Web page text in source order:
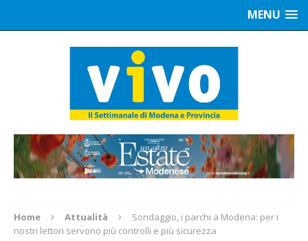
MENU
Home Attualità
Sondaggio, i parchi a Modena: per i
nostri lettori servono più controlli e più sicurezza